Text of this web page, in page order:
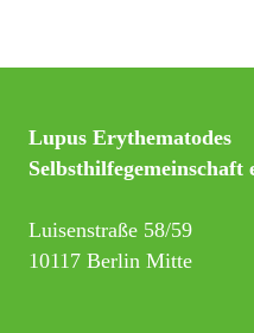
Lupus Erythematodes
Selbsthilfegemeinschaft
Luisenstraße 58/59
10117 Berlin Mitte